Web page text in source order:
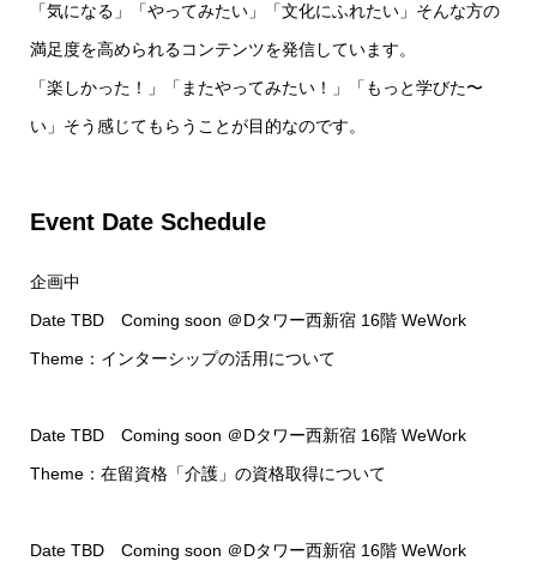
「気になる」「やってみたい」「文化にふれたい」そんな方の
満足度を高められるコンテンツを発信しています。
「楽しかった！」「またやってみたい！」「もっと学びた〜
い」そう感じてもらうことが目的なのです。
Event Date Schedule
企画中
Date TBD Coming soon ＠Dタワー西新宿 16階 WeWork
Theme：インターシップの活用について
Date TBD Coming soon ＠Dタワー西新宿 16階 WeWork
Theme：在留資格「介護」の資格取得について
Date TBD Coming soon ＠Dタワー西新宿 16階 WeWork